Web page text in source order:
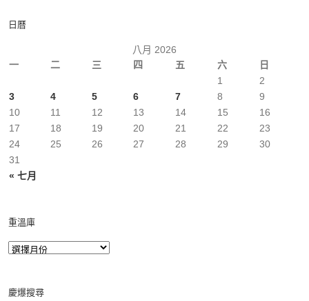
日曆
八月 2026
一
二 三 四 五 六 日
« 七月
1
2
3
4 5 6 7 8
9
10
11 12 13 14 15
16
17
18 19 20 21 22
23
24
25 26 27 28 29
30
31
重溫庫
慶爆搜尋